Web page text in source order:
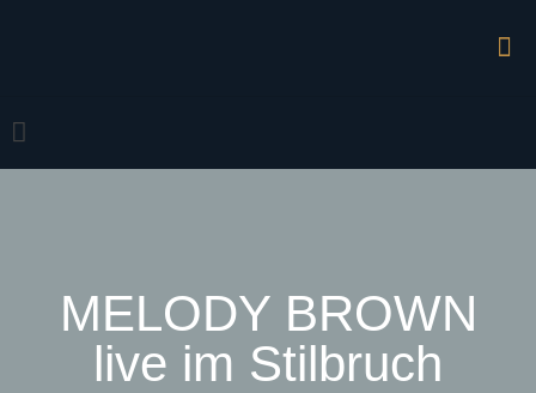
MELODY BROWN
live im Stilbruch